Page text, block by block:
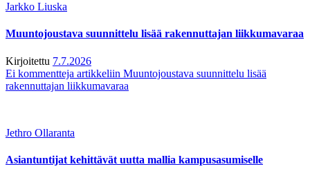
Jarkko Liuska
Muuntojoustava suunnittelu lisää rakennuttajan liikkumavaraa
Kirjoitettu 7.7.2026
Ei kommentteja artikkeliin Muuntojoustava suunnittelu lisää
rakennuttajan liikkumavaraa
Jethro Ollaranta
Asiantuntijat kehittävät uutta mallia kampusasumiselle